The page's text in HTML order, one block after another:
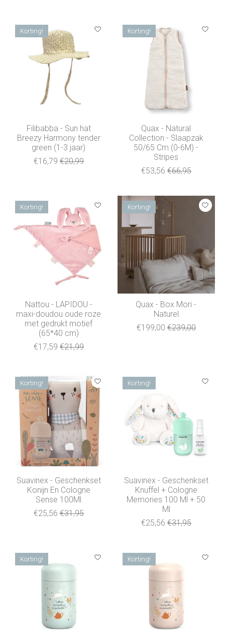
Korting!
Filibabba - Sun hat
Breezy Harmony tender
green (1-3 jaar)
€16,79 €20,99
Korting!
Quax - Natural
Collection - Slaapzak
50/65 Cm (0-6M) -
Stripes
€53,56 €66,95
Korting!
Nattou - LAPIDOU -
maxi-doudou oude roze
met gedrukt motief
(65*40 cm)
€17,59 €21,99
Korting!
Quax - Box Mori -
Naturel
€199,00 €239,00
Korting!
Suavinex - Geschenkset
Konijn En Cologne
Sense 100Ml
€25,56 €31,95
Korting!
Suavinex - Geschenkset
Knuffel + Cologne
Memories 100 Ml + 50
Ml
€25,56 €31,95
Korting! Korting!